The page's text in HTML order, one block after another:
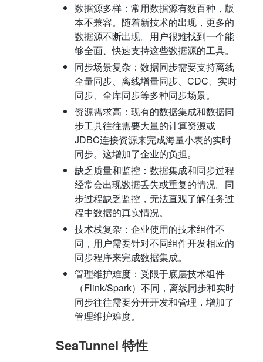
数据源多样：常用数据源有数百种，版
本不兼容。随着新技术的出现，更多的
数据源不断出现。用户很难找到一个能
够全面、快速支持这些数据源的工具。
同步场景复杂：数据同步需要支持离线
全量同步、离线增量同步、CDC、实时
同步、全库同步等多种同步场景。
资源需求高：现有的数据集成和数据同
步工具往往需要大量的计算资源或
JDBC连接资源来完成海量小表的实时
同步。这增加了企业的负担。
缺乏质量和监控：数据集成和同步过程
经常会出现数据丢失或重复的情况。同
步过程缺乏监控，无法直观了解任务过
程中数据的真实情况。
技术栈复杂：企业使用的技术组件不
同，用户需要针对不同组件开发相应的
同步程序来完成数据集成。
管理维护难度：受限于底层技术组件
（Flink/Spark）不同，离线同步和实时
同步往往需要分开开发和管理，增加了
管理维护难度。
SeaTunnel 特性